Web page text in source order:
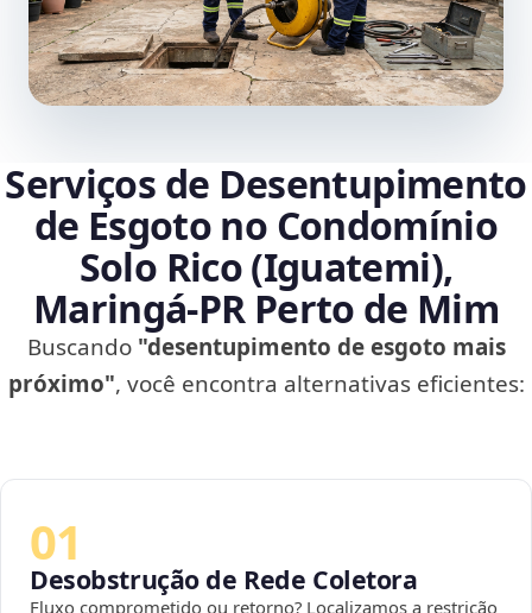
Serviços de Desentupimento
de Esgoto no Condomínio
Solo Rico (Iguatemi),
Maringá‑PR Perto de Mim
Buscando "desentupimento de esgoto mais
próximo", você encontra alternativas eficientes:
01
Desobstrução de Rede Coletora
Fluxo comprometido ou retorno? Localizamos a restrição